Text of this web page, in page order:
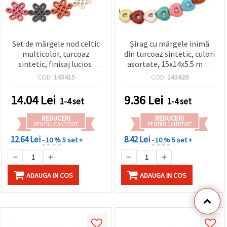
Set de mărgele nod celtic
multicolor, turcoaz
sintetic, finisaj lucios,
culori mixte pentru
COD: 143415
14.04Lei 1-4 set
REDUCERI
PENTRU CANTITATE
12.64 Lei- 10 %5 set +
ADAUGA IN COS
Șirag cu mărgele inimă
din turcoaz sintetic, culori
asortate, 15x14x5.5 mm,
aprox. 28 buc – mărgele
inimă pentru bijuterii DIY,
brățări și coliere
COD: 143426
9.36 Lei 1-4 set
REDUCERI
PENTRU CANTITATE
8.42 Lei- 10 %5 set +
ADAUGA IN COS